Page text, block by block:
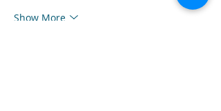
Show More